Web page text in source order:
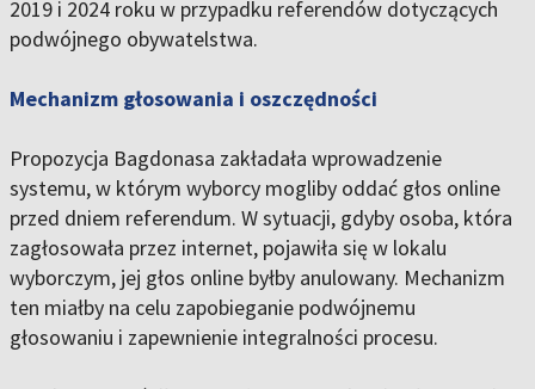
2019 i 2024 roku w przypadku referendów dotyczących
podwójnego obywatelstwa.
Mechanizm głosowania i oszczędności
Propozycja Bagdonasa zakładała wprowadzenie
systemu, w którym wyborcy mogliby oddać głos online
przed dniem referendum. W sytuacji, gdyby osoba, która
zagłosowała przez internet, pojawiła się w lokalu
wyborczym, jej głos online byłby anulowany. Mechanizm
ten miałby na celu zapobieganie podwójnemu
głosowaniu i zapewnienie integralności procesu.